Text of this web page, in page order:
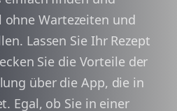
Wartezeiten und
Lassen Sie Ihr Rezept
Sie die Vorteile der
über die App, die in
Egal, ob Sie in einer